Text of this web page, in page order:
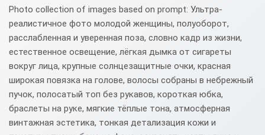
Photo collection of images based on prompt: Ультра-
реалистичное фото молодой женщины, полуоборот,
расслабленная и уверенная поза, словно кадр из жизни,
естественное освещение, лёгкая дымка от сигареты
вокруг лица, крупные солнцезащитные очки, красная
широкая повязка на голове, волосы собраны в небрежный
пучок, полосатый топ без рукавов, короткая юбка,
браслеты на руке, мягкие тёплые тона, атмосферная
винтажная эстетика, тонкая детализация кожи и